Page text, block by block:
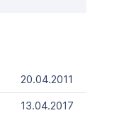
20.04.2011
13.04.2017